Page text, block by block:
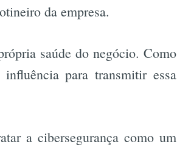
da empresa.
saúde do negócio. Como
para transmitir essa
a cibersegurança como um